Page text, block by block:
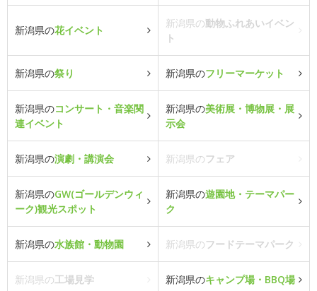
新潟県の花イベント
新潟県の動物ふれあいイベン
ト
新潟県の祭り 新潟県のフリーマーケット
新潟県のコンサート・音楽関
連イベント
新潟県の美術展・博物展・展
示会
新潟県の演劇・講演会 新潟県のフェア
新潟県のGW(ゴールデンウィ
ーク)観光スポット
新潟県の遊園地・テーマパー
ク
新潟県の水族館・動物園 新潟県のフードテーマパーク
新潟県の工場見学 新潟県のキャンプ場・BBQ場